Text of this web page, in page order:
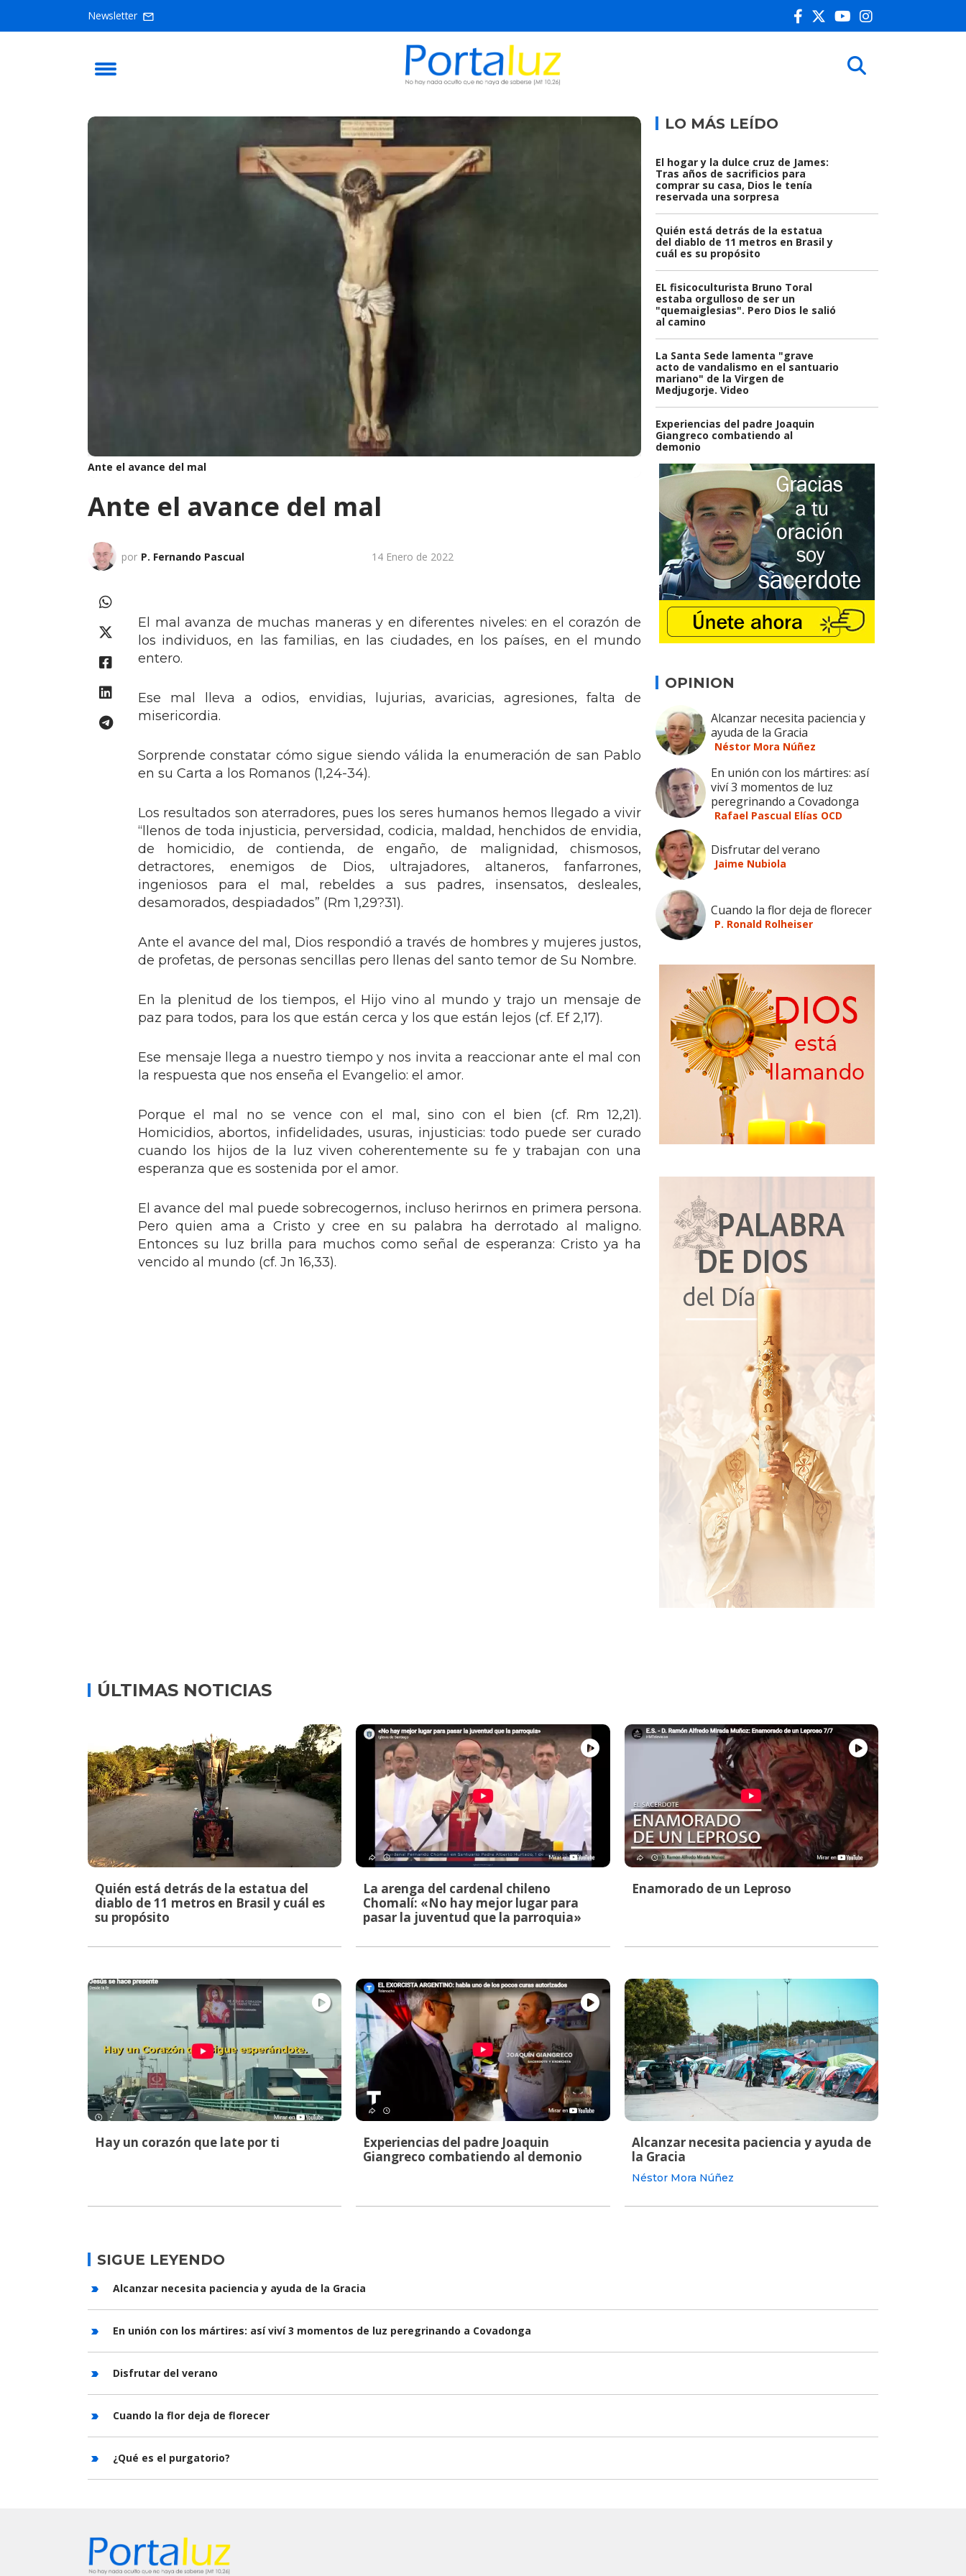
Newsletter
Ante el avance del mal
Ante el avance del mal
por P. Fernando Pascual 14 Enero de 2022
El mal avanza de muchas maneras y en diferentes niveles: en el corazón de
los individuos, en las familias, en las ciudades, en los países, en el mundo
entero.
Ese mal lleva a odios, envidias, lujurias, avaricias, agresiones, falta de
misericordia.
Sorprende constatar cómo sigue siendo válida la enumeración de san Pablo
en su Carta a los Romanos (1,24-34).
Los resultados son aterradores, pues los seres humanos hemos llegado a vivir
“llenos de toda injusticia, perversidad, codicia, maldad, henchidos de envidia,
de homicidio, de contienda, de engaño, de malignidad, chismosos,
detractores, enemigos de Dios, ultrajadores, altaneros, fanfarrones,
ingeniosos para el mal, rebeldes a sus padres, insensatos, desleales,
desamorados, despiadados” (Rm 1,29?31).
Ante el avance del mal, Dios respondió a través de hombres y mujeres justos,
de profetas, de personas sencillas pero llenas del santo temor de Su Nombre.
En la plenitud de los tiempos, el Hijo vino al mundo y trajo un mensaje de
paz para todos, para los que están cerca y los que están lejos (cf. Ef 2,17).
Ese mensaje llega a nuestro tiempo y nos invita a reaccionar ante el mal con
la respuesta que nos enseña el Evangelio: el amor.
Porque el mal no se vence con el mal, sino con el bien (cf. Rm 12,21).
Homicidios, abortos, infidelidades, usuras, injusticias: todo puede ser curado
cuando los hijos de la luz viven coherentemente su fe y trabajan con una
esperanza que es sostenida por el amor.
El avance del mal puede sobrecogernos, incluso herirnos en primera persona.
Pero quien ama a Cristo y cree en su palabra ha derrotado al maligno.
Entonces su luz brilla para muchos como señal de esperanza: Cristo ya ha
vencido al mundo (cf. Jn 16,33).
LO MÁS LEÍDO
El hogar y la dulce cruz de James:
Tras años de sacrificios para
comprar su casa, Dios le tenía
reservada una sorpresa
Quién está detrás de la estatua
del diablo de 11 metros en Brasil y
cuál es su propósito
EL fisicoculturista Bruno Toral
estaba orgulloso de ser un
"quemaiglesias". Pero Dios le salió
al camino
La Santa Sede lamenta "grave
acto de vandalismo en el santuario
mariano" de la Virgen de
Medjugorje. Video
Experiencias del padre Joaquin
Giangreco combatiendo al
demonio
OPINION
Alcanzar necesita paciencia y
ayuda de la Gracia
Néstor Mora Núñez
En unión con los mártires: así
viví 3 momentos de luz
peregrinando a Covadonga
Rafael Pascual Elías OCD
Disfrutar del verano
Jaime Nubiola
Cuando la flor deja de florecer
P. Ronald Rolheiser
ÚLTIMAS NOTICIAS
Quién está detrás de la estatua del
diablo de 11 metros en Brasil y cuál es
su propósito
La arenga del cardenal chileno
Chomalí: «No hay mejor lugar para
pasar la juventud que la parroquia»
Enamorado de un Leproso
Hay un corazón que late por ti
Experiencias del padre Joaquin
Giangreco combatiendo al demonio
Alcanzar necesita paciencia y ayuda de
la Gracia
Néstor Mora Núñez
SIGUE LEYENDO
Alcanzar necesita paciencia y ayuda de la Gracia
En unión con los mártires: así viví 3 momentos de luz peregrinando a Covadonga
Disfrutar del verano
Cuando la flor deja de florecer
¿Qué es el purgatorio?